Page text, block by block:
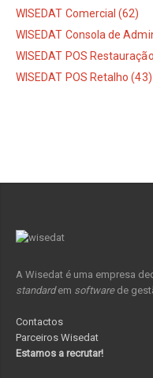
WISEDAT Comercial (62)
WISEDAT Consola de
WISEDAT POS
WISEDAT POS Retalho (43)
A Wisedat é uma empresa
standardem softwarede
Contactos
Parceiros Wisedat
Estamos a recrutar!